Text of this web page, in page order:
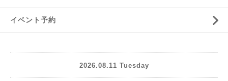
イベント予約
2026.08.11 Tuesday